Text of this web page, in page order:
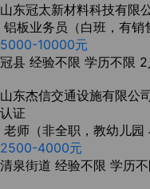
山东冠太新材料科技有限
铝板业务员（白班，有销
5000-10000元
冠县 经验不限 学历不限 2
山东杰信交通设施有限公
认证
老师（非全职，教幼儿园
2500-4000元
清泉街道 经验不限 学历不